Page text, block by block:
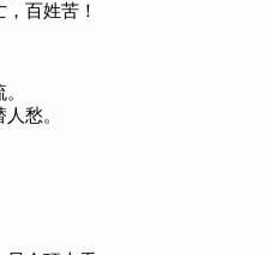
百姓苦！
愁。